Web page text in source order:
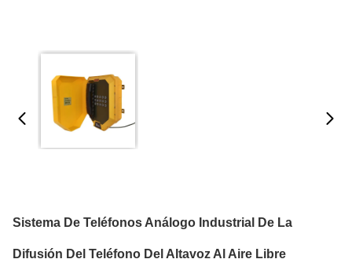
Sistema De Teléfonos Análogo Industrial De La
Difusión Del Teléfono Del Altavoz Al Aire Libre